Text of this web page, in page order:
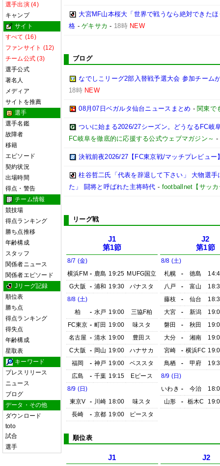
選手出演 (4)
キャンプ
サイト
すべて (16)
ファンサイト (12)
チーム公式 (3)
選手公式
著名人
メディア
サイトを推薦
選手
選手名鑑
故障者
移籍
エピソード
契約状況
出場時間
得点・警告
チーム情報
競技場
得点ランキング
勝ち点推移
年齢構成
スタッフ
関係者ニュース
関係者エピソード
Jリーグ記録
順位表
勝ち点
得点ランキング
得失点
年齢構成
星取表
キーワード
プレスリリース
ニュース
ブログ
データ・その他
ダウンロード
toto
試合
選手
大宮MF山本桜大「世界で戦うなら絶対できた
格 -ゲキサカ - 18時 NEW
ブログ
なでしこリーグ2部入替戦予選大会 参加チーム
18時 NEW
08月07日ベガルタ仙台ニュースまとめ - 関東で
ついに始まる2026/27シーズン。どうなるFC岐
FC岐阜を徹底的に応援する公式ウェブマガジン～ -
決戦前夜2026/27【FC東京戦/マッチプレビュー
柱谷哲二氏「代表を辞退して下さい」 大物選
た」 闘将と呼ばれた主将時代 - footballnet【サッ
リーグ戦
J1
第1節
8/7 (金)
横浜FM - 鹿島 19:25 MUFG国立
G大阪
- 浦和 19:30
パナスタ
8/8 (土)
柏
- 水戸 19:00
三協F柏
FC東京 - 町田 19:00
味スタ
名古屋 - 清水 19:00
豊田ス
C大阪
- 岡山 19:00
ハナサカ
福岡
- 神戸 19:00
ベススタ
広島
- 千葉 19:15
Eピース
8/9 (日)
東京V
- 川崎 18:00
味スタ
長崎
- 京都 19:00 ピースタ
J2
第1節
8/8 (土)
札幌
- 徳島
八戸
- 富山
藤枝
- 仙台
大宮
- 新潟
磐田
- 秋田
大分
- 湘南
宮崎
- 横浜FC
鳥栖
- 甲府
8/9 (日)
いわき - 今治
山形
- 栃木C
順位表
J1 J2